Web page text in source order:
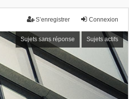
Connexion
S’enregistrer
Sujets sans réponse Sujets actifs